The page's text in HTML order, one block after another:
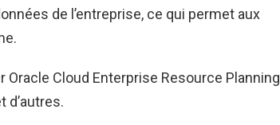
de l’entreprise, ce qui permet aux
Oracle Cloud Enterprise Resource Planning
d’autres.